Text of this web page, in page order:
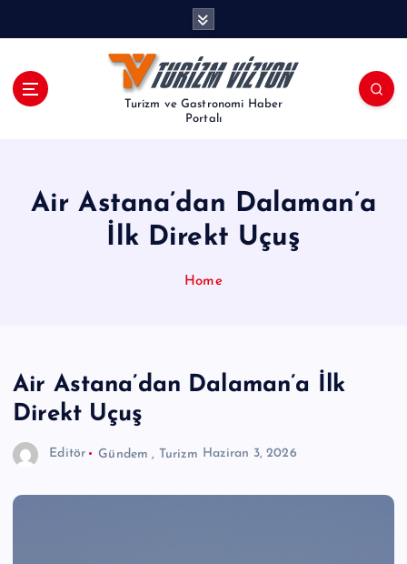
Turizm ve Gastronomi Haber
Portalı
Air Astana’dan Dalaman’a
İlk Direkt Uçuş
Home
Air Astana’dan Dalaman’a İlk
Direkt Uçuş
Editör Gündem , Turizm Haziran 3, 2026